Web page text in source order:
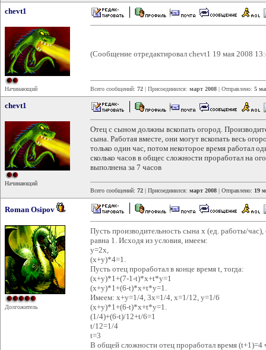
chevt1
Начинающий
(Сообщение отредактировал chevt1 19 мая 2008
Всего сообщений: 72 | Присоединился: март 2008 | Отправлено: 5
chevt1
Начинающий
Отец с сыном должны вскопать огород.
сына. Работая вместе, они могут вскопать весь
только один час, потом некоторое время работал
сколько часов в общес сложности проработал на
выполнена за 7 часов
Всего сообщений: 72 | Присоединился: март 2008 | Отправлено: 19
Roman Osipov
Долгожитель
Пусть производительность сына x (ед. работы/
равна 1. Исходя из условия, имеем:
y=2x,
(x+y)*4=1.
Пусть отец проработал в конце время t, тогда:
(x+y)*1+(7-1-t)*x+t*y=1
(x+y)*1+(6-t)*x+t*y=1.
Имеем: x+y=1/4, 3x=1/4, x=1/12, y=1/6
(x+y)*1+(6-t)*x+t*y=1.
(1/4)+(6-t)/12+t/6=1
t/12=1/4
t=3
В общей сложности отец проработал время (t+1)=4